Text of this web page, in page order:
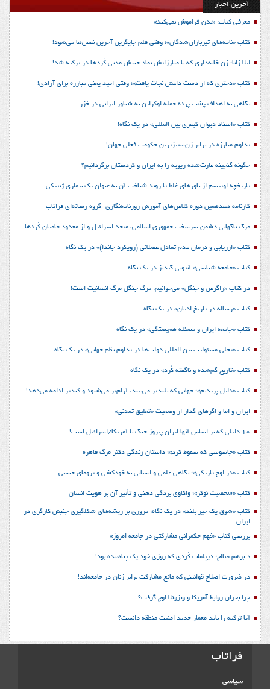
آخرین اخبار
معرفی کتاب: «بدن فراموش نمی‌کند»
کتاب «نامه‌های تیرباران‌شدگان»؛ وقتی قلم جایگزین آخرین نفس‌ها می‌شود!
لیلا زانا؛ زن خانه‌داری که با مبارزاتش نماد جنبش مدنی کُردها در ترکیه شد!
کتاب «دختری که از دست داعش نجات یافت»؛ وقتی امید یعنی مبارزه برای آزادی!
نگاهی به اهداف پشت پرده حمله اوکراین به شناور ایرانی در خزر
کتاب «اسناد دیوان کیفری بین المللی» در یک نگاه!
تداوم مبارزه در برابر زن‌ستیزترین حکومت فعلی جهان!
چگونه گنجینه غارت‌شده زیویه را به ایران و کردستان برگردانیم؟
تاریخچه اوتیسم از باورهای غلط تا روند شناخت آن به عنوان یک بیماری ژنتیکی
کارنامه هفدهمین دوره کلاس‌های آموزش روزنامه‌نگاری–گروه رسانه‌ای فراتاب
مرگ ناگهانی دشمن سرسخت جمهوری اسلامی، متحد اسرائیل و از معدود حامیان کُردها
کتاب «ارزیابی و درمان عدم تعادل عضلانی (رویکرد جاندا)» در یک نگاه
کتاب «جامعه شناسی» آنتونی گیدنز در یک نگاه
در کتاب «زاگرس و جنگل» می‌خوانیم: مرگ جنگل مرگ انسانیت است!
کتاب «رساله در تاریخ ادیان» در یک نگاه
کتاب «جامعه ایران و مسئله هم‌بستگی» در یک نگاه
کتاب «تجلی مسئولیت بین المللی دولت‌ها در تداوم نظم جهانی» در یک نگاه
کتاب «تاریخ گم‌شده و ناگفته کُرد» در یک نگاه
کتاب «دلیل پریدنم»؛ جهانی که بلندتر می‌بیند، آرام‌تر می‌شنود و کندتر ادامه می‌دهد!
ایران و اما و اگرهای گذار از وضعیت «تعلیق تمدنی»
10 دلیلی که بر اساس آنها ایران پیروز جنگ با آمریکا/اسرائیل است!
کتاب «جاسوسی که سقوط کرد»؛ داستان زندگی دکتر مرگ قاهره
کتاب «در اوج تاریکی»؛ نگاهی علمی و انسانی به خودکشی و ترومای جنسی
کتاب «شخصیت نوکر»؛ واکاوی بردگی ذهنی و تأثیر آن بر هویت انسان
کتاب «شوق یک خیز بلند» در یک نگاه؛ مروری بر ریشه‌های شکل‎گیری جنبش کارگری در
ایران
بررسی کتاب «فهم حکمرانی مشارکتی در جامعه امروز»
د.برهم صالح؛ دیپلمات کُردی که روزی خود یک پناهنده بود!
در ضرورت اصلاح قوانینی که مانع مشارکت برابر زنان در جامعه‌اند!
چرا بحران روابط آمریکا و ونزوئلا اوج گرفت؟
آیا ترکیه را باید معمار جدید امنیت منطقه دانست؟
فراتاب
سیاسی